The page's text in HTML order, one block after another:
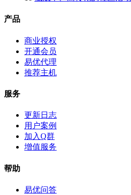
产品
商业授权
开通会员
易优代理
推荐主机
服务
更新日志
用户案例
加入Q群
增值服务
帮助
易优问答